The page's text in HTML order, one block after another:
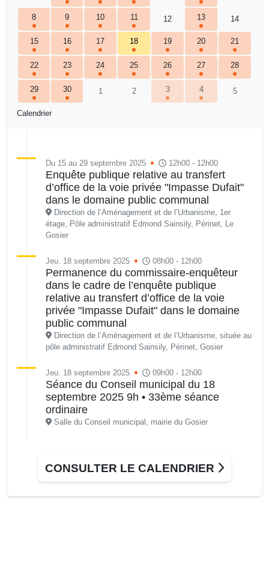
Calendrier
8 9 10 11 12 13 14
15 16 17 18 19 20 21
22 23 24 25 26 27 28
29 30 1 2 3 4 5
Du 15 au 29 septembre 2025 12h00 - 12h00
Enquête publique relative au transfert
d’office de la voie privée "Impasse Dufait"
dans le domaine public communal
Direction de l’Aménagement et de l’Urbanisme, 1er
étage, Pôle administratif Edmond Sainsily, Périnet, Le
Gosier
Jeu. 18 septembre 2025 08h00 - 12h00
Permanence du commissaire-enquêteur
dans le cadre de l’enquête publique
relative au transfert d’office de la voie
privée "Impasse Dufait" dans le domaine
public communal
Direction de l’Aménagement et de l’Urbanisme, située au
pôle administratif Edmond Sainsily, Périnet, Gosier
Jeu. 18 septembre 2025 09h00 - 12h00
Séance du Conseil municipal du 18
septembre 2025 9h • 33ème séance
ordinaire
Salle du Conseil municipal, mairie du Gosier
de la verdure
Parking de la Gare de Poyen
CONSULTER LE CALENDRIER